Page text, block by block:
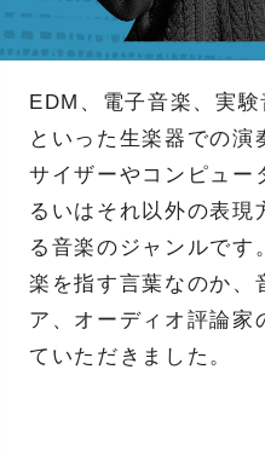
EDM、電子音楽、実
といった生楽器での演
サイザーやコンピュー
るいはそれ以外の表現
る音楽のジャンルです
楽を指す言葉なのか、
ア、オーディオ評論家
ていただきました。